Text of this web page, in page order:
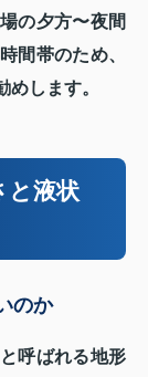
の夕方〜夜間
間帯のため、
します。
と液状
のか
呼ばれる地形